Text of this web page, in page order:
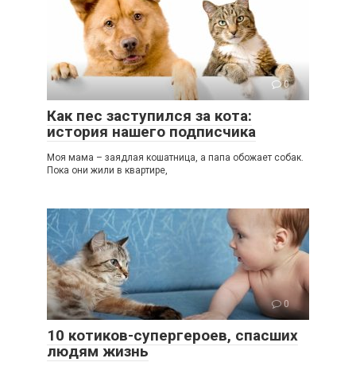
0
Как пес заступился за кота:
история нашего подписчика
Моя мама – заядлая кошатница, а папа обожает собак.
Пока они жили в квартире,
0
10 котиков-супергероев, спасших
людям жизнь